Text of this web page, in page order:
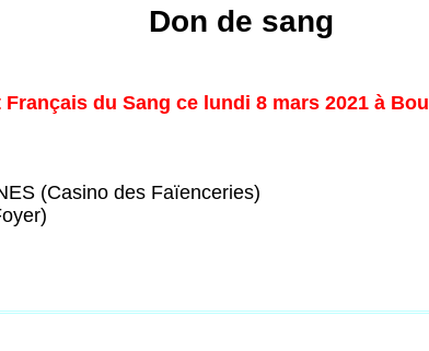
Don de sang
du Sang ce lundi 8 mars 2021 à
(Casino des Faïenceries)